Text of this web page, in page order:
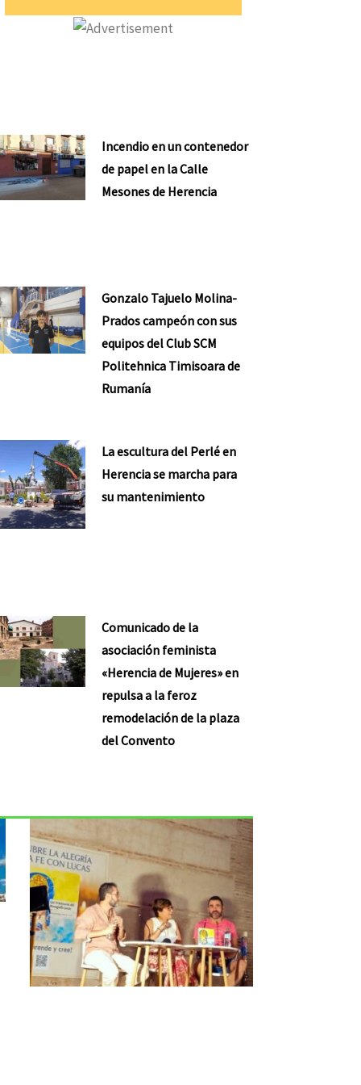
Incendio en un contenedor
de papel en la Calle
Mesones de Herencia
Gonzalo Tajuelo Molina-
Prados campeón con sus
equipos del Club SCM
Politehnica Timisoara de
Rumanía
La escultura del Perlé en
Herencia se marcha para
su mantenimiento
Comunicado de la
asociación feminista
«Herencia de Mujeres» en
repulsa a la feroz
remodelación de la plaza
del Convento